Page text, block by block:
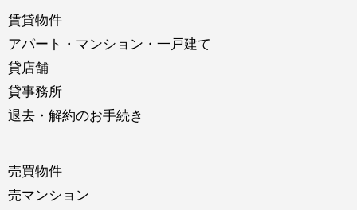
賃貸物件
アパート・マンション・一戸建て
貸店舗
貸事務所
退去・解約のお手続き
売買物件
売マンション